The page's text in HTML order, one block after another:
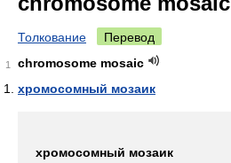
Толкование Перевод
1
chromosome mosaic
хромосомный мозаик
хромосомный мозаик